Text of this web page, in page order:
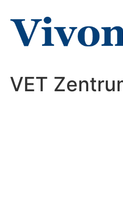
Inhalt
wechseln
VET